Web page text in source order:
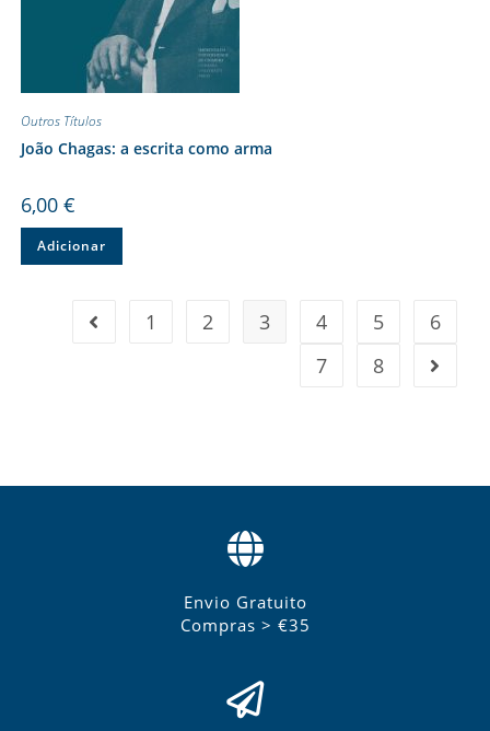
Outros Títulos
João Chagas: a escrita como arma
6,00 €
Adicionar
1 2 3 4 5
6
7
8
Envio Gratuito
Compras > €35